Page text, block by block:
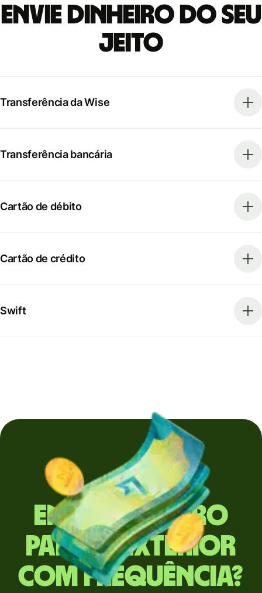
Envie dinheiro do seu
jeito
Transferência da Wise
Transferência bancária
Cartão de débito
Cartão de crédito
Swift
Envia dinheiro
para o exterior
com frequência?